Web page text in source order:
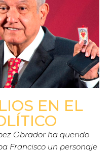
EN EL
Obrador ha querido
Francisco un personaje